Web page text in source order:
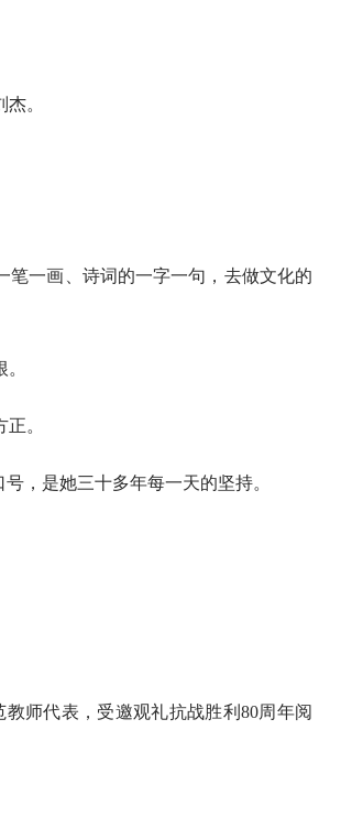
。
笔一画、诗词的一字一句，去做文化的
。
，是她三十多年每一天的坚持。
师代表，受邀观礼抗战胜利80周年阅